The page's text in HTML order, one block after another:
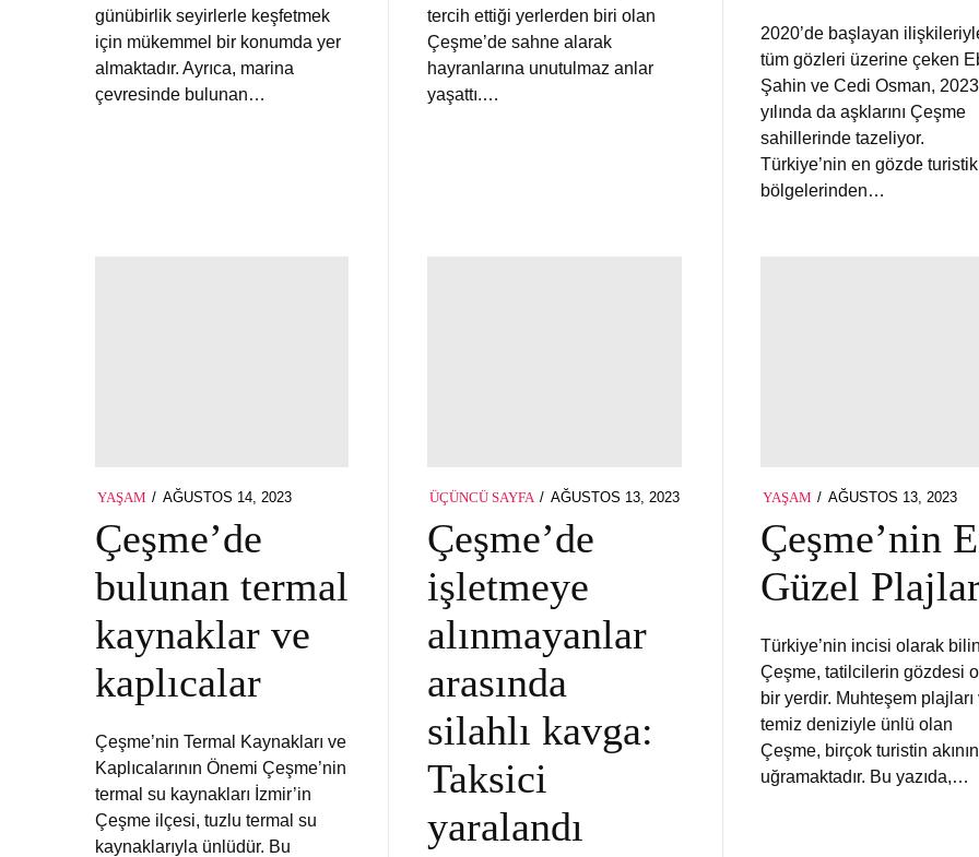
günübirlik seyirlerle keşfetmek
için mükemmel bir konumda yer
almaktadır. Ayrıca, marina
çevresinde bulunan…
tercih ettiği yerlerden biri olan
Çeşme’de sahne alarak
hayranlarına unutulmaz anlar
yaşattı.…
2020’de başlayan
tüm gözleri üzerine çeken
Şahin ve Cedi Osman, 2023
yılında da aşklarını Çeşme
sahillerinde tazeliyor.
Türkiye’nin en gözde turistik
bölgelerinden…
YAŞAM
POSTED
AĞUSTOS 14, 2023
Çeşme’de
bulunan termal
kaynaklar ve
kaplıcalar
Çeşme’nin Termal Kaynakları ve
Kaplıcalarının Önemi Çeşme’nin
termal su kaynakları İzmir’in
Çeşme ilçesi, tuzlu termal su
kaynaklarıyla ünlüdür. Bu
ÜÇÜNCÜ SAYFA
POSTED
ON
AĞUSTOS 13, 2023
Çeşme’de
işletmeye
alınmayanlar
arasında
silahlı kavga:
Taksici
yaralandı
YAŞAM
POSTED
AĞUSTOS 13, 2023
13,
Çeşme’nin
Güzel
Türkiye’nin incisi olarak
Çeşme, tatilcilerin gözdesi
bir yerdir. Muhteşem plajları
temiz deniziyle ünlü olan
Çeşme, birçok turistin
uğramaktadır. Bu yazıda,…